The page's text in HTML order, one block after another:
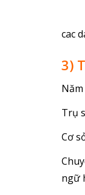
cac
3)
Trụ
Cơ
ngữ